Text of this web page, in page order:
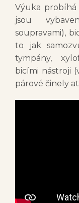
Výuka
jsou
soupravami),
to jak
tympány,
bicími nástroji
párové činely